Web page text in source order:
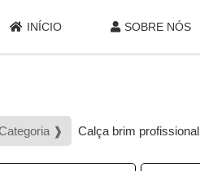
INÍCIO SOBRE NÓS
❱ Calça brim profissional